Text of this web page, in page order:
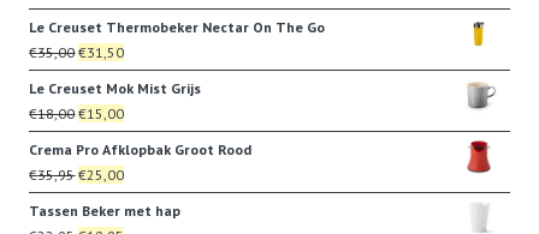
€4,20.€3,99.
prijs
was:
€35,00.
prijs
is:
€31,50.
Le Creuset Thermobeker Nectar On The Go
€35,00Oorspronkelijke
prijs
was:
€35,00.
€31,50Huidige
prijs
is:
€31,50.
Le Creuset Mok Mist Grijs
€18,00Oorspronkelijke
prijs
was:
€18,00.
€15,00Huidige
prijs
is:
€15,00.
Crema Pro Afklopbak Groot Rood
€35,95Oorspronkelijke
prijs
was:
€25,00Huidige
prijs
is:
Tassen Beker met hap